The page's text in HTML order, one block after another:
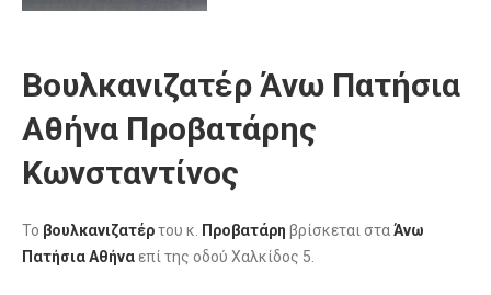
Βουλκανιζατέρ Άνω Πατήσια
Αθήνα Προβατάρης
Κωνσταντίνος
Το βουλκανιζατέρτου κ. Προβατάρη βρίσκεται σταΆνω
Πατήσια Αθήνα επί της οδού Χαλκίδος 5.